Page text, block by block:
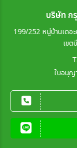
บริษัท ก
199/252 หมู่บ้านเดอ
เข
ใบอนุญ